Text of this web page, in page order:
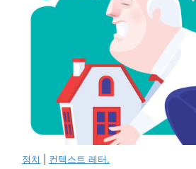
정치 컨텍스트 레터.